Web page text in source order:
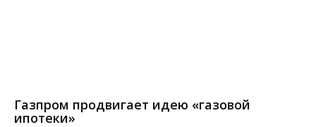
Газпром продвигает идею «газовой
ипотеки»